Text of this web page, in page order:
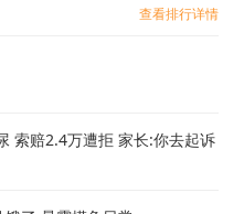
查看排行详情
索赔2.4万遭拒 家长:你去起诉